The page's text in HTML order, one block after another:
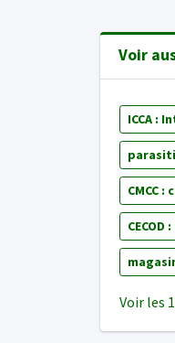
Voir
ICCA :
CMCC
Voir les